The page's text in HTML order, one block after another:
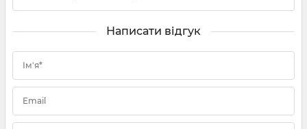
Написати відгук
Ім'я*
Email